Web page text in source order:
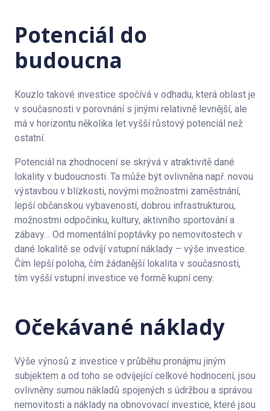
Potenciál do
budoucna
Kouzlo takové investice spočívá v odhadu, která oblast je
v současnosti v porovnání s jinými relativně levnější, ale
má v horizontu několika let vyšší růstový potenciál než
ostatní.
Potenciál na zhodnocení se skrývá v atraktivitě dané
lokality v budoucnosti. Ta může být ovlivněna např. novou
výstavbou v blízkosti, novými možnostmi zaměstnání,
lepší občanskou vybaveností, dobrou infrastrukturou,
možnostmi odpočinku, kultury, aktivního sportování a
zábavy… Od momentální poptávky po nemovitostech v
dané lokalitě se odvíjí vstupní náklady – výše investice.
Čím lepší poloha, čím žádanější lokalita v současnosti,
tím vyšší vstupní investice ve formě kupní ceny.
Očekávané náklady
Výše výnosů z investice v průběhu pronájmu jiným
subjektem a od toho se odvíjející celkové hodnocení, jsou
ovlivněny sumou nákladů spojených s údržbou a správou
nemovitosti a náklady na obnovovací investice, které jsou